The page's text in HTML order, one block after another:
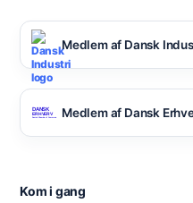
Medlem af Dansk
Medlem af Dansk
Kom i gang